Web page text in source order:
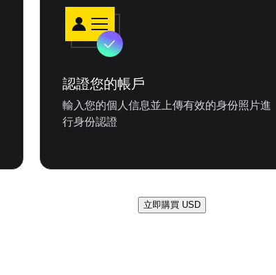
認證您的帳戶
輸入您的個人信息並上傳有效的身份照片進
行身份認證
立即購買 USD